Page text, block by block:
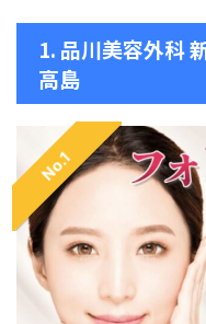
1. 品川美容外科
高島
No.1